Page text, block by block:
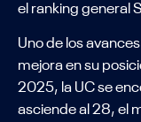
el ranking general
Uno de los
mejora en su
2025, la UC se
asciende al 28, el